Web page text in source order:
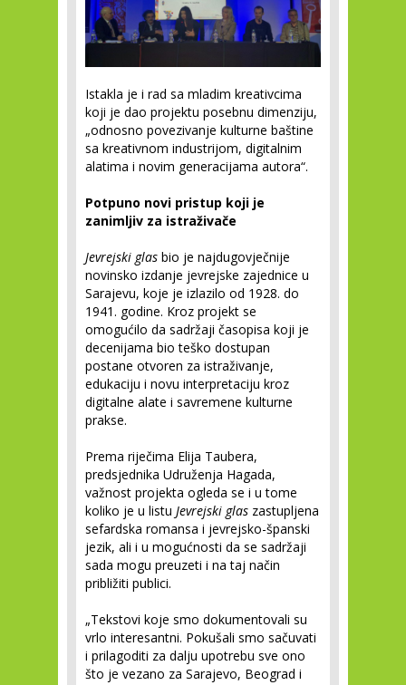
Istakla je i rad sa mladim kreativcima
koji je dao projektu posebnu dimenziju,
„odnosno povezivanje kulturne baštine
sa kreativnom industrijom, digitalnim
alatima i novim generacijama autora“.
Potpuno novi pristup koji je
zanimljiv za istraživače
Jevrejski glas bio je najdugovječnije
novinsko izdanje jevrejske zajednice u
Sarajevu, koje je izlazilo od 1928. do
1941. godine. Kroz projekt se
omogućilo da sadržaji časopisa koji je
decenijama bio teško dostupan
postane otvoren za istraživanje,
edukaciju i novu interpretaciju kroz
digitalne alate i savremene kulturne
prakse.
Prema riječima Elija Taubera,
predsjednika Udruženja Hagada,
važnost projekta ogleda se i u tome
koliko je u listu Jevrejski glas zastupljena
sefardska romansa i jevrejsko-španski
jezik, ali i u mogućnosti da se sadržaji
sada mogu preuzeti i na taj način
približiti publici.
„Tekstovi koje smo dokumentovali su
vrlo interesantni. Pokušali smo sačuvati
i prilagoditi za dalju upotrebu sve ono
što je vezano za Sarajevo, Beograd i